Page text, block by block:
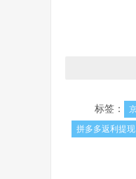
标签：
拼多多返利提现